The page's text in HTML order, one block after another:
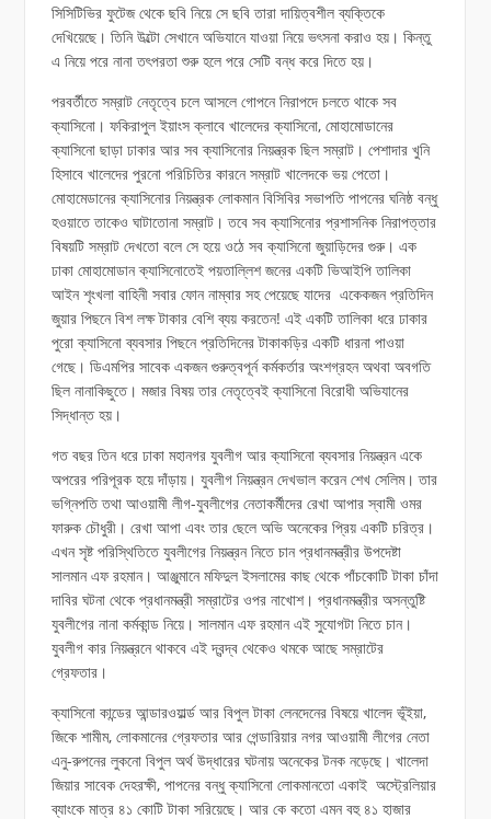
সিসিটিভির ফুটেজ থেকে ছবি নিয়ে সে ছবি তারা দায়িত্বশীল ব্যক্তিকে
দেখিয়েছে। তিনি উল্টো সেখানে অভিযানে যাওয়া নিয়ে ভৎসনা করাও হয়। কিন্তু
এ নিয়ে পরে নানা তৎপরতা শুরু হলে পরে সেটি বন্ধ করে দিতে হয়।
পরবর্তীতে সম্রাট নেতৃত্বে চলে আসলে গোপনে নিরাপদে চলতে থাকে সব
ক্যাসিনো। ফকিরাপুল ইয়াংস ক্লাবে খালেদের ক্যাসিনো, মোহামোডানের
ক্যাসিনো ছাড়া ঢাকার আর সব ক্যাসিনোর নিয়ন্ত্রক ছিল সম্রাট। পেশাদার খুনি
হিসাবে খালেদের পুরনো পরিচিতির কারনে সম্রাট খালেদকে ভয় পেতো।
মোহামেডানের ক্যাসিনোর নিয়ন্ত্রক লোকমান বিসিবির সভাপতি পাপনের ঘনিষ্ঠ বন্ধু
হওয়াতে তাকেও ঘাটাতোনা সম্রাট। তবে সব ক্যাসিনোর প্রশাসনিক নিরাপত্তার
বিষয়টি সম্রাট দেখতো বলে সে হয়ে ওঠে সব ক্যাসিনো জুয়াড়িদের গুরু। এক
ঢাকা মোহামোডান ক্যাসিনোতেই পয়তাল্লিশ জনের একটি ভিআইপি তালিকা
আইন শৃংখলা বাহিনী সবার ফোন নাম্বার সহ পেয়েছে যাদের একেকজন প্রতিদিন
জুয়ার পিছনে বিশ লক্ষ টাকার বেশি ব্যয় করতেন! এই একটি তালিকা ধরে ঢাকার
পুরো ক্যাসিনো ব্যবসার পিছনে প্রতিদিনের টাকাকড়ির একটি ধারনা পাওয়া
গেছে। ডিএমপির সাবেক একজন গুরুত্বপূর্ন কর্মকর্তার অংশগ্রহন অথবা অবগতি
ছিল নানাকিছুতে। মজার বিষয় তার নেতৃত্বেই ক্যাসিনো বিরোধী অভিযানের
সিদ্ধান্ত হয়।
গত বছর তিন ধরে ঢাকা মহানগর যুবলীগ আর ক্যাসিনো ব্যবসার নিয়ন্ত্রন একে
অপরের পরিপূরক হয়ে দাঁড়ায়। যুবলীগ নিয়ন্ত্রন দেখভাল করেন শেখ সেলিম। তার
ভগ্নিপতি তথা আওয়ামী লীগ-যুবলীগের নেতাকর্মীদের রেখা আপার স্বামী ওমর
ফারুক চৌধুরী। রেখা আপা এবং তার ছেলে অভি অনেকের প্রিয় একটি চরিত্র।
এখন সৃষ্ট পরিস্থিতিতে যুবলীগের নিয়ন্ত্রন নিতে চান প্রধানমন্ত্রীর উপদেষ্টা
সালমান এফ রহমান। আঞ্জুমানে মফিদুল ইসলামের কাছ থেকে পাঁচকোটি টাকা চাঁদা
দাবির ঘটনা থেকে প্রধানমন্ত্রী সম্রাটের ওপর নাখোশ। প্রধানমন্ত্রীর অসন্তুষ্টি
যুবলীগের নানা কর্মকান্ড নিয়ে। সালমান এফ রহমান এই সুযোগটা নিতে চান।
যুবলীগ কার নিয়ন্ত্রনে থাকবে এই দ্বন্দ্ব থেকেও থমকে আছে সম্রাটের
গ্রেফতার।
ক্যাসিনো কান্ডের আন্ডারওয়ার্ল্ড আর বিপুল টাকা লেনদেনের বিষয়ে খালেদ ভূঁইয়া,
জিকে শামীম, লোকমানের গ্রেফতার আর গেন্ডারিয়ার নগর আওয়ামী লীগের নেতা
এনু-রুপনের লুকনো বিপুল অর্থ উদ্ধারের ঘটনায় অনেকের টনক নড়েছে। খালেদা
জিয়ার সাবেক দেহরক্ষী, পাপনের বন্ধু ক্যাসিনো লোকমানতো একাই অস্ট্রেলিয়ার
ব্যাংকে মাত্র ৪১ কোটি টাকা সরিয়েছে। আর কে কতো এমন বহু ৪১ হাজার